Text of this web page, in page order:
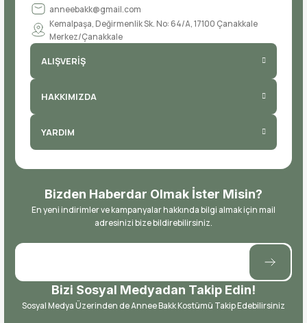
anneebakk@gmail.com
Kemalpaşa, Değirmenlik Sk. No: 64/A, 17100 Çanakkale
Merkez/Çanakkale
ALIŞVERİŞ
HAKKIMIZDA
YARDIM
Bizden Haberdar Olmak İster Misin?
En yeni indirimler ve kampanyalar hakkında bilgi almak için mail
adresinizi bize bildirebilirsiniz.
Bizi Sosyal Medyadan Takip Edin!
Sosyal Medya Üzerinden de Annee Bakk Kostümü Takip Edebilirsiniz